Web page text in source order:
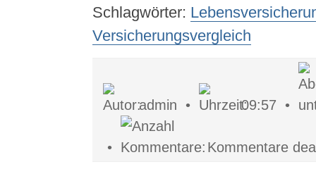
Schlagwörter:
Versicherungsvergleich
admin • 09:57 •
• Kommentare